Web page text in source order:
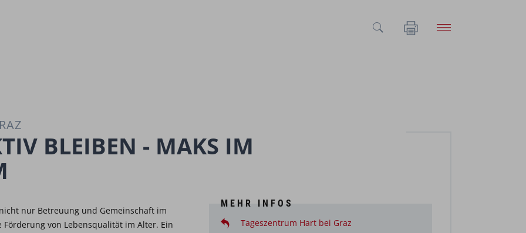
BLEIBEN - MAKS IM
nur Betreuung und Gemeinschaft im
von Lebensqualität im Alter. Ein
MEHR INFOS
Tageszentrum Hart bei Graz